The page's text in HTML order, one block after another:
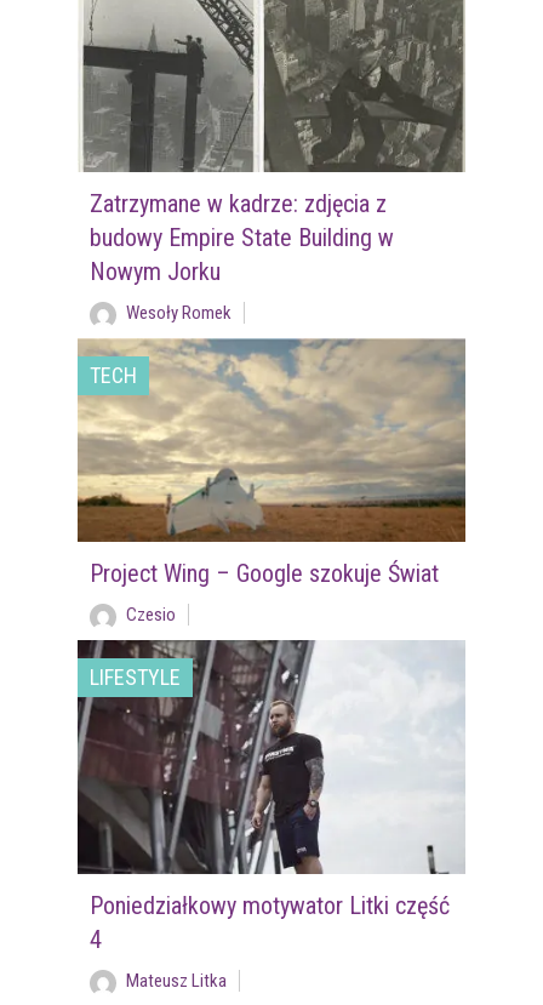
Zatrzymane w kadrze: zdjęcia z
budowy Empire State Building w
Nowym Jorku
Wesoły Romek
TECH
Project Wing – Google szokuje Świat
Czesio
LIFESTYLE
Poniedziałkowy motywator Litki część
4
Mateusz Litka